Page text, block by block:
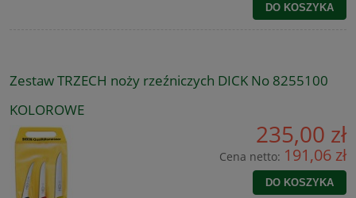
DO KOSZYKA
Zestaw TRZECH noży rzeźniczych DICK No 8255100
KOLOROWE
235,00 zł
Cena netto: 191,06 zł
DO KOSZYKA